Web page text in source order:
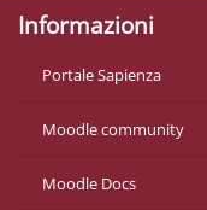
Informazioni
Portale Sapienza
Moodle community
Moodle Docs